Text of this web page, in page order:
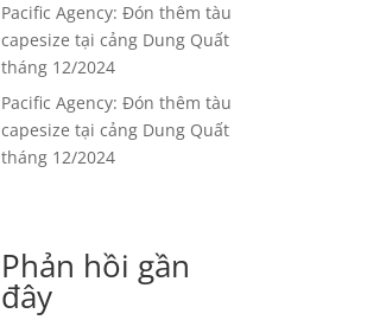
Pacific Agency: Đón thêm tàu
capesize tại cảng Dung Quất
tháng 12/2024
Pacific Agency: Đón thêm tàu
capesize tại cảng Dung Quất
tháng 12/2024
Phản hồi gần
đây